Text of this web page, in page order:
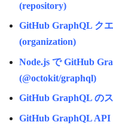
(repository)
GitHub GraphQL ク
(organization)
Node.js で GitHub
(@octokit/graphql)
GitHub GraphQL の
GitHub GraphQL API